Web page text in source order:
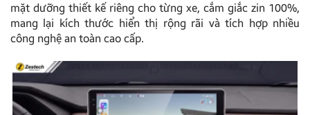
mặt dưỡng thiết kế riêng cho từng xe, cắm giắc zin 100%,
mang lại kích thước hiển thị rộng rãi và tích hợp nhiều
công nghệ an toàn cao cấp.